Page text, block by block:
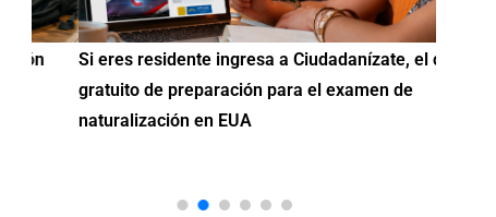
Si eres residente ingresa a Ciudadanízate, el curso
gratuito de preparación para el examen de
naturalización en EUA